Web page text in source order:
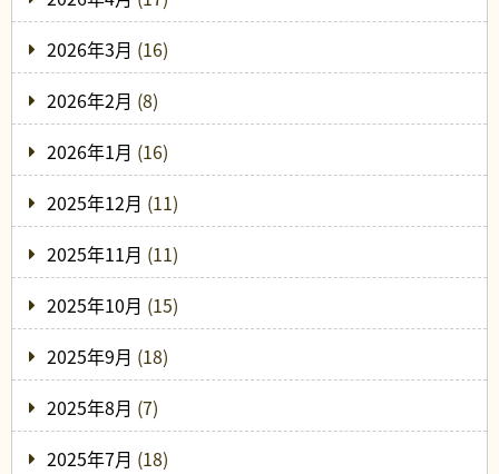
2026年3月 (16)
2026年2月 (8)
2026年1月 (16)
2025年12月 (11)
2025年11月 (11)
2025年10月 (15)
2025年9月 (18)
2025年8月 (7)
2025年7月 (18)